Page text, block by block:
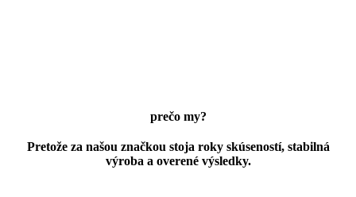
prečo my?
Pretože za našou značkou stoja roky skúseností, stabilná
výroba a overené výsledky.